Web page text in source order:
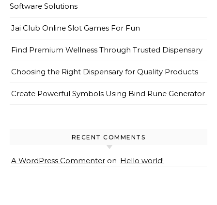
Software Solutions
Jai Club Online Slot Games For Fun
Find Premium Wellness Through Trusted Dispensary
Choosing the Right Dispensary for Quality Products
Create Powerful Symbols Using Bind Rune Generator
RECENT COMMENTS
A WordPress Commenter on Hello world!